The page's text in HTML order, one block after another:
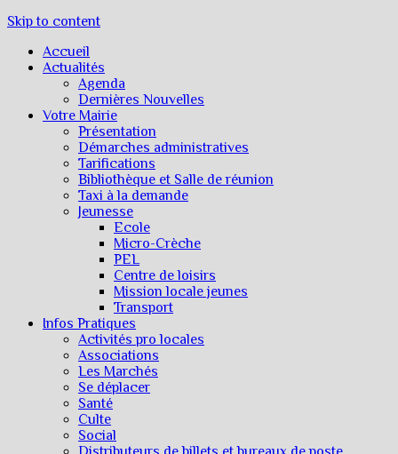
Skip to content
Accueil
Actualités
Agenda
Dernières Nouvelles
Votre Mairie
Présentation
Démarches administratives
Tarifications
Bibliothèque et Salle de réunion
Taxi à la demande
Jeunesse
Ecole
Micro-Crèche
PEL
Centre de loisirs
Mission locale jeunes
Transport
Infos Pratiques
Activités pro locales
Associations
Les Marchés
Se déplacer
Santé
Culte
Social